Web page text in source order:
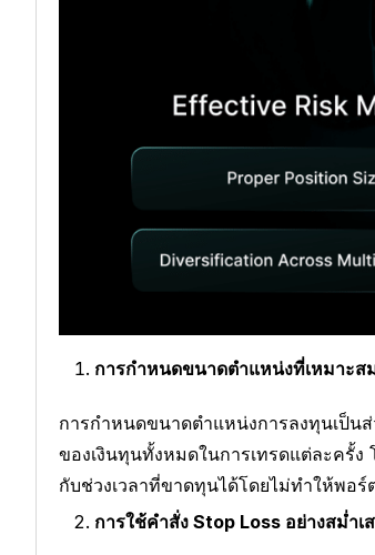
การกำหนดขนาดตำแหน่งที่เหมาะส
การกำหนดขนาดตำแหน่งการลงทุนเป็น
ของเงินทุนทั้งหมดในการเทรดแต่ละครั้
กับช่วงเวลาที่ขาดทุนได้โดยไม่ทำให้พอร์
การใช้คำสั่ง Stop Loss อย่างสม่ำเ